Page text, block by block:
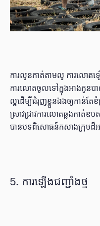
ការលូនកាត់តាមលូ ការលោតឡ
ការលោតចូលទៅក្នុងអាងកូនប
ល្អដើម្បីជំរុញខ្លួនឯងឲ្យកាន់
ស្រាវជ្រាវការលោតឆ្លងកាត់
បានបទពិសោធន៍កសាងក្រុមដ៏អស្
5. ការឡើងជញ្ជាំងថ្ម